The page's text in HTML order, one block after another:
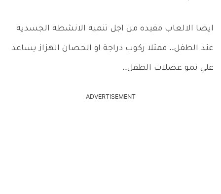
ايضا الالعاب مفيده من اجل تنميه الانشطة الجسدية
عند الطفل.. فمثلا ركوب دراجة او الحصان الهزاز يساعد
علي نمو عضلات الطفل..
ADVERTISEMENT